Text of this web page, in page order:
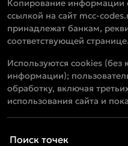
Копирование информации
ссылкой на сайт mcc-
принадлежат банкам,
соответствующей странице.
Используются cookies
информации);
обработку, включая
использования сайта и
Поиск точек